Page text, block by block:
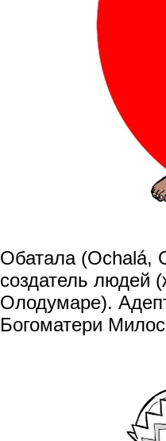
Обатала (Ochalá,
создатель людей
Олодумаре).
Богоматери